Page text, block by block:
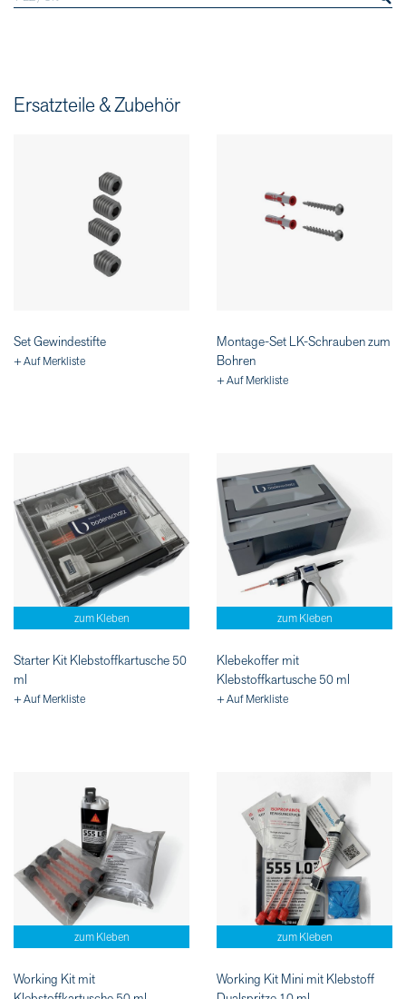
Ersatzteile & Zubehör
Set Gewindestifte
+ Auf Merkliste
Montage-Set LK-Schrauben zum
Bohren
+ Auf Merkliste
zum Kleben
Starter Kit Klebstoffkartusche 50
ml
+ Auf Merkliste
zum Kleben
Klebekoffer mit
Klebstoffkartusche 50 ml
+ Auf Merkliste
zum Kleben
Working Kit mit
zum Kleben
Working Kit Mini mit Klebstoff